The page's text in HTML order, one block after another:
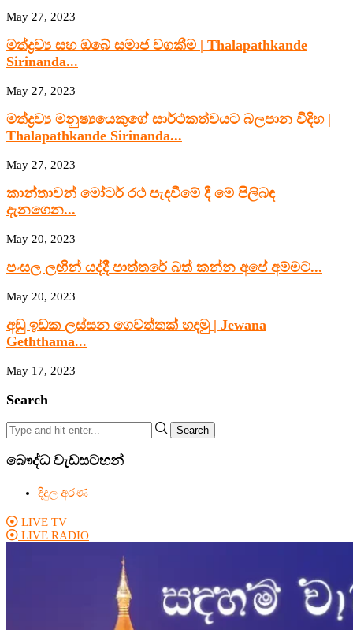
May 27, 2023
මත්ද්‍රව්‍ය සහ ඔබේ සමාජ වගකීම | Thalapathkande
Sirinanda...
May 27, 2023
මත්ද්‍රව්‍ය මනුෂ්‍යයෙකුගේ සාර්ථකත්වයට බලපාන විදිහ |
Thalapathkande Sirinanda...
May 27, 2023
කාන්තාවන් මෝටර් රථ පැදවීමේ දී මේ පිලිබඳ
දැනගෙන...
May 20, 2023
පංසල ලඟින් යද්දී පාත්තරේ බත් කන්න අපේ අම්මට...
May 20, 2023
අඩු ඉඩක ලස්සන ගෙවත්තක් හදමු | Jewana
Geththama...
May 17, 2023
Search
Search
බෞද්ධ වැඩසටහන්
දිදුල අරණ
LIVE TV
LIVE RADIO